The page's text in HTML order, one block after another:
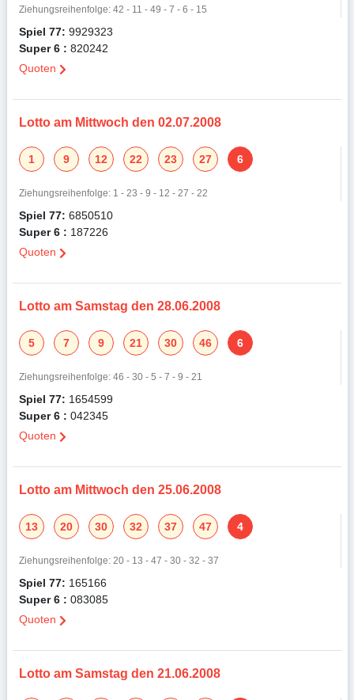
Ziehungsreihenfolge: 42 - 11 - 49 - 7 - 6 - 15
Spiel 77: 9929323
Super 6 : 820242
Quoten
Lotto am Mittwoch den 02.07.2008
1 9 12 22 23 27 6
Ziehungsreihenfolge: 1 - 23 - 9 - 12 - 27 - 22
Spiel 77: 6850510
Super 6 : 187226
Quoten
Lotto am Samstag den 28.06.2008
5 7 9 21 30 46 6
Ziehungsreihenfolge: 46 - 30 - 5 - 7 - 9 - 21
Spiel 77: 1654599
Super 6 : 042345
Quoten
Lotto am Mittwoch den 25.06.2008
13 20 30 32 37 47 4
Ziehungsreihenfolge: 20 - 13 - 47 - 30 - 32 - 37
Spiel 77: 165166
Super 6 : 083085
Quoten
Lotto am Samstag den 21.06.2008